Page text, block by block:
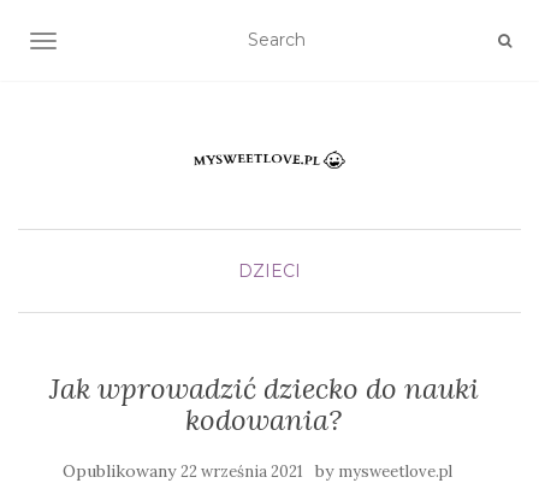
TOGGLE NAVIGATION
DZIECI
Jak wprowadzić dziecko do nauki
kodowania?
Opublikowany22 września 2021 by mysweetlove.pl